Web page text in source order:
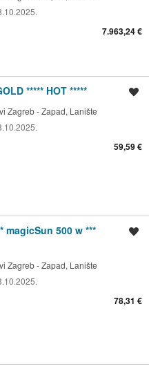
7.963,24 €
***** HOT *****
Zagreb - Zapad, Lanište
59,59 €
magicSun 500 w ***
Zagreb - Zapad, Lanište
78,31 €